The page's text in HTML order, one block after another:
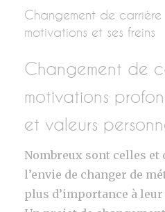
Changement de carrière
motivations et ses freins
Changement de
motivations
et valeurs
Nombreux sont celles et
l’envie de changer de
plus d’importance à